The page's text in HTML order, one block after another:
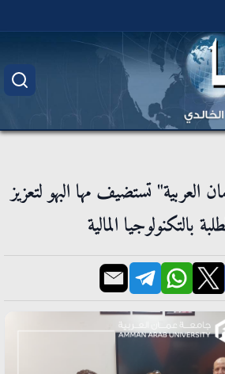
العربية" تستضيف مها البهو لتعزيز
بالتكنولوجيا المالية